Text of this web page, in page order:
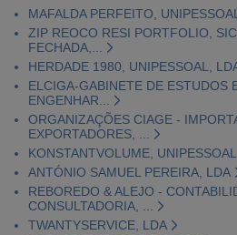
MAFALDA PERFEITO,
ZIP REOCO RESI PORTFOLIO,
FECHADA,...
HERDADE 1980, UNIPESSOAL,
ELCIGA-GABINETE DE ESTUDOS
ENGENHAR...
ORGANIZAÇÕES CIAGE -
EXPORTADORES, ...
KONSTANTVOLUME,
ANTÓNIO SAMUEL PEREIRA, LDA
REBOREDO & ALEJO -
CONSULTADORIA, ...
TWANTYSERVICE, LDA